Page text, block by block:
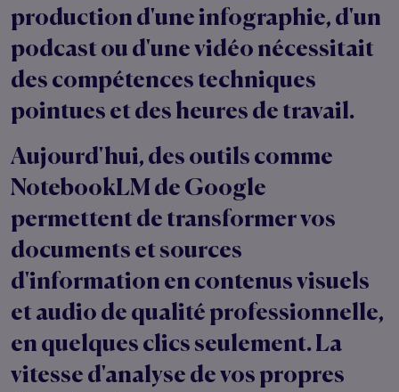
production d'une infographie, d'un
podcast ou d'une vidéo nécessitait
des compétences techniques
pointues et des heures de travail.
Aujourd'hui, des outils comme
NotebookLM de Google
permettent de transformer vos
documents et sources
d'information en contenus visuels
et audio de qualité professionnelle,
en quelques clics seulement. La
vitesse d'analyse de vos propres